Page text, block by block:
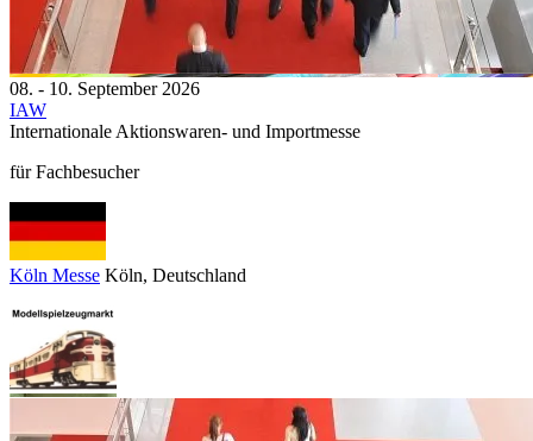
08. - 10. September 2026
IAW
Internationale Aktionswaren- und Importmesse
für Fachbesucher
Köln Messe Köln, Deutschland